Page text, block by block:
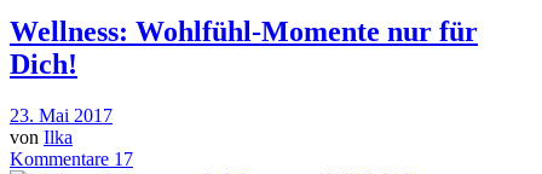
Wellness: Wohlfühl-Momente nur für
Dich!
23. Mai 2017
von Ilka
Kommentare 17